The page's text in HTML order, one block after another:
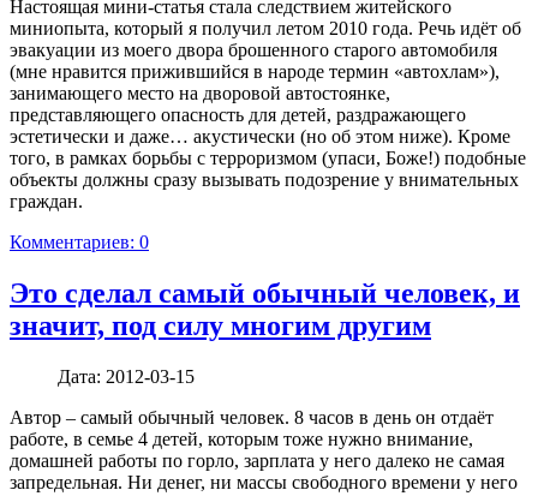
Настоящая мини-статья стала следствием житейского
миниопыта, который я получил летом 2010 года. Речь идёт об
эвакуации из моего двора брошенного старого автомобиля
(мне нравится прижившийся в народе термин «автохлам»),
занимающего место на дворовой автостоянке,
представляющего опасность для детей, раздражающего
эстетически и даже… акустически (но об этом ниже). Кроме
того, в рамках борьбы с терроризмом (упаси, Боже!) подобные
объекты должны сразу вызывать подозрение у внимательных
граждан.
Комментариев: 0
Это сделал самый обычный человек, и
значит, под силу многим другим
Дата: 2012-03-15
Автор – самый обычный человек. 8 часов в день он отдаёт
работе, в семье 4 детей, которым тоже нужно внимание,
домашней работы по горло, зарплата у него далеко не самая
запредельная. Ни денег, ни массы свободного времени у него